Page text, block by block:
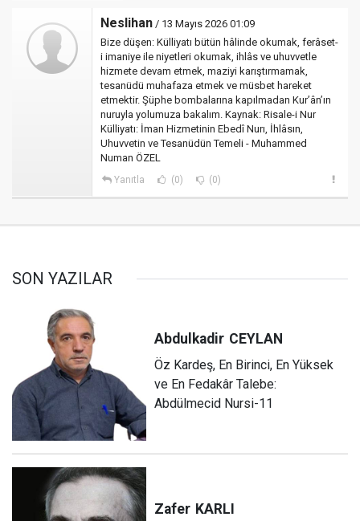
Neslihan / 13 Mayıs 2026 01:09
Bize düşen: Külliyatı bütün hâlinde okumak, ferâset-
i imaniye ile niyetleri okumak, ihlâs ve uhuvvetle
hizmete devam etmek, maziyi karıştırmamak,
tesanüdü muhafaza etmek ve müsbet hareket
etmektir. Şüphe bombalarına kapılmadan Kur’ân’ın
nuruyla yolumuza bakalım. Kaynak: Risale-i Nur
Külliyatı: İman Hizmetinin Ebedî Nurı, İhlâsın,
Uhuvvetin ve Tesanüdün Temeli - Muhammed
Numan ÖZEL
Yanıtla (0) (0)
SON YAZILAR
Abdulkadir CEYLAN
Öz Kardeş, En Birinci, En Yüksek
ve En Fedakâr Talebe:
Abdülmecid Nursi-11
Zafer KARLI